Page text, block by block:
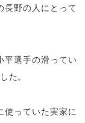
長野の人にとって
平選手の滑ってい
た。
使っていた実家に